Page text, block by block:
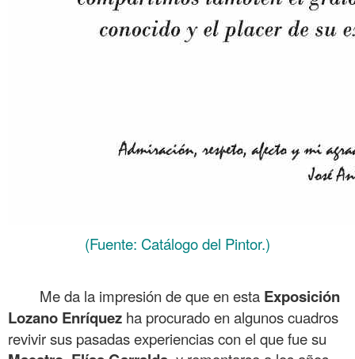
(Fuente: Catálogo del Pintor.)
Me da la impresión de que en esta Exposición
Lozano Enríquez ha procurado en algunos cuadros
revivir sus pasadas experiencias con el que fue su